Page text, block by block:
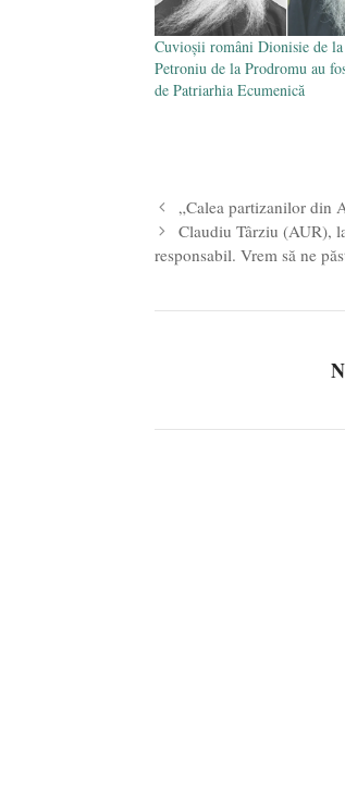
Cuvioșii români Dionisie de
Petroniu de la Prodromu au
de Patriarhia Ecumenică
„Calea partizanilor din
Claudiu Târziu (AUR),
responsabil. Vrem să ne